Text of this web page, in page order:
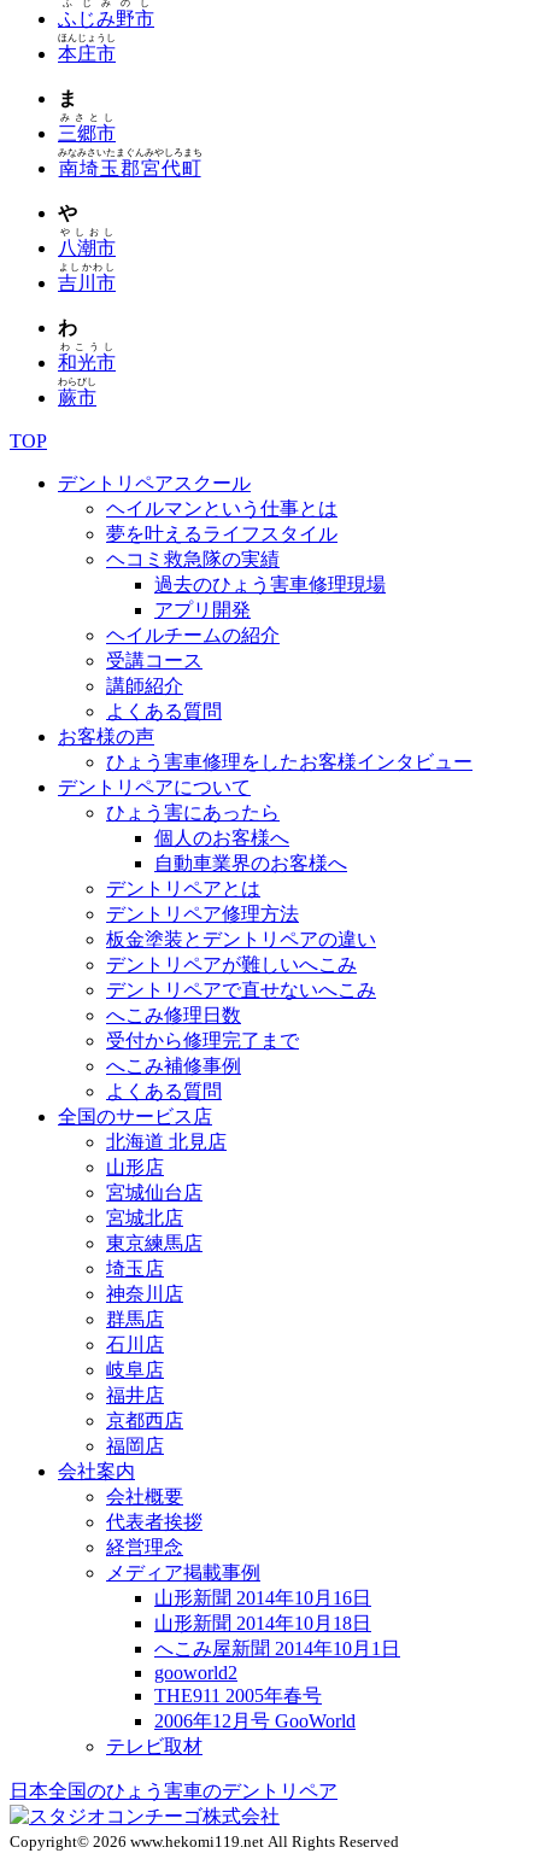
ふじみ野市
ふじみのし
本庄市
ほんじょうし
ま
三郷市
みさとし
南埼玉郡宮代町
みなみさいたまぐんみやしろまち
や
八潮市
やしおし
吉川市
よしかわし
わ
和光市
わこうし
蕨市
わらびし
TOP
デントリペアスクール
ヘイルマンという仕事とは
夢を叶えるライフスタイル
ヘコミ救急隊の実績
過去のひょう害車修理現場
アプリ開発
ヘイルチームの紹介
受講コース
講師紹介
よくある質問
お客様の声
ひょう害車修理をしたお客様インタビュー
デントリペアについて
ひょう害にあったら
個人のお客様へ
自動車業界のお客様へ
デントリペアとは
デントリペア修理方法
板金塗装とデントリペアの違い
デントリペアが難しいへこみ
デントリペアで直せないへこみ
へこみ修理日数
受付から修理完了まで
へこみ補修事例
よくある質問
全国のサービス店
北海道 北見店
山形店
宮城仙台店
宮城北店
東京練馬店
埼玉店
神奈川店
群馬店
石川店
岐阜店
福井店
京都西店
福岡店
会社案内
会社概要
代表者挨拶
経営理念
メディア掲載事例
山形新聞 2014年10月16日
山形新聞 2014年10月18日
へこみ屋新聞 2014年10月1日
gooworld2
THE911 2005年春号
2006年12月号 GooWorld
テレビ取材
日本全国のひょう害車のデントリペア
Copyright© 2026 www.hekomi119.net All Rights Reserved